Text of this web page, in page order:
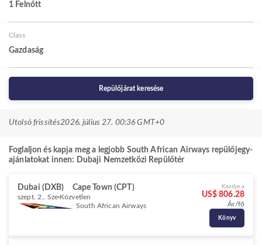
1 Felnőtt
Class
Gazdaság
Repülőjárat keresése
Utolsó frissítés2026. július 27. 00:36 GMT+0
Foglaljon és kapja meg a legjobb South African Airways repülőjegy-
ajánlatokat innen: Dubaji Nemzetközi Repülőtér
Dubai (DXB) Cape Town (CPT)
szept. 2., Sze Közvetlen
South African Airways
Kezdje a
US$ 806.28
Ár/fő
Könyv